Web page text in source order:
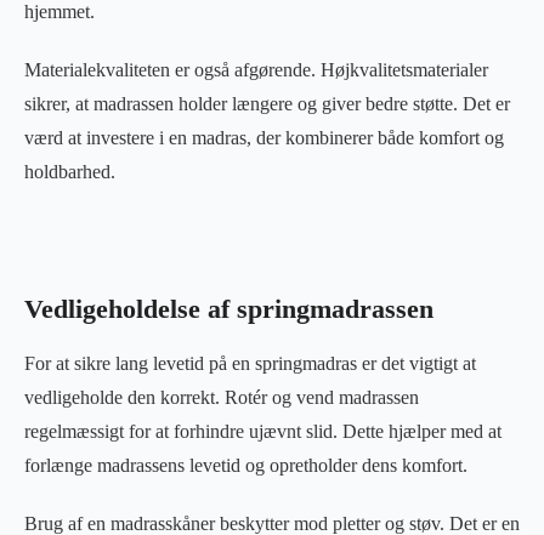
hjemmet.
Materialekvaliteten er også afgørende. Højkvalitetsmaterialer
sikrer, at madrassen holder længere og giver bedre støtte. Det er
værd at investere i en madras, der kombinerer både komfort og
holdbarhed.
Vedligeholdelse af springmadrassen
For at sikre lang levetid på en springmadras er det vigtigt at
vedligeholde den korrekt. Rotér og vend madrassen
regelmæssigt for at forhindre ujævnt slid. Dette hjælper med at
forlænge madrassens levetid og opretholder dens komfort.
Brug af en madrasskåner beskytter mod pletter og støv. Det er en